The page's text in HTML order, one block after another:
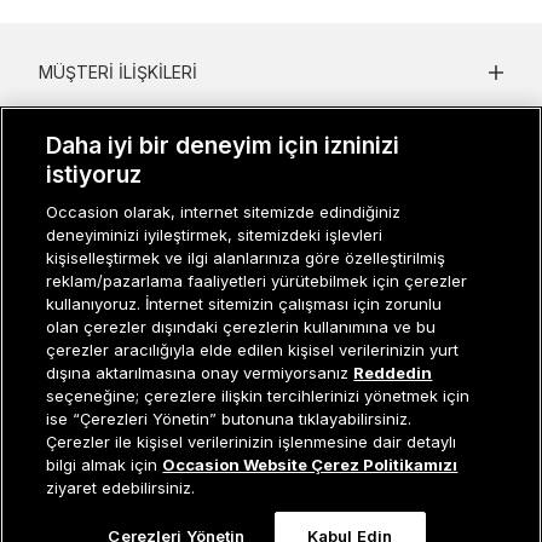
Tükendi
Müşteri İlişkileri0 850 800 01 20
MÜŞTERI İLIŞKILERI
KADIN KATEGORILER
GRUP MARKALAR
ERKEK KATEGORILER
Occasion bir EREN PERAKENDE markasıdır. © Eren Holding
Daha iyi bir deneyim için izninizi
istiyoruz
Occasion olarak, internet sitemizde edindiğiniz
deneyiminizi iyileştirmek, sitemizdeki işlevleri
kişiselleştirmek ve ilgi alanlarınıza göre özelleştirilmiş
reklam/pazarlama faaliyetleri yürütebilmek için çerezler
kullanıyoruz. İnternet sitemizin çalışması için zorunlu
olan çerezler dışındaki çerezlerin kullanımına ve bu
çerezler aracılığıyla elde edilen kişisel verilerinizin yurt
dışına aktarılmasına onay vermiyorsanız Reddedin
seçeneğine; çerezlere ilişkin tercihlerinizi yönetmek için
ise “Çerezleri Yönetin” butonuna tıklayabilirsiniz.
Çerezler ile kişisel verilerinizin işlenmesine dair detaylı
bilgi almak için Occasion Website Çerez Politikamızı
ziyaret edebilirsiniz.
Çerezleri Yönetin Kabul Edin